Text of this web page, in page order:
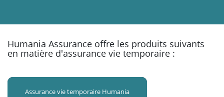
Humania Assurance offre les produits suivants
en matière d'assurance vie temporaire :
Assurance vie temporaire Humania